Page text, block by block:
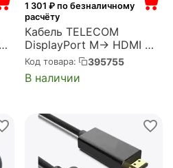
1 301 ₽ по безналичному
расчёту
Кабель TELECOM
DisplayPort M-> HDMI M
4K@60Hz 1.8m ,оплетка
(TA561M-1.8M)
Код товара: 395755
В наличии